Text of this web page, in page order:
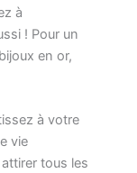
à
! Pour un
en or,
à votre
vie
tous les